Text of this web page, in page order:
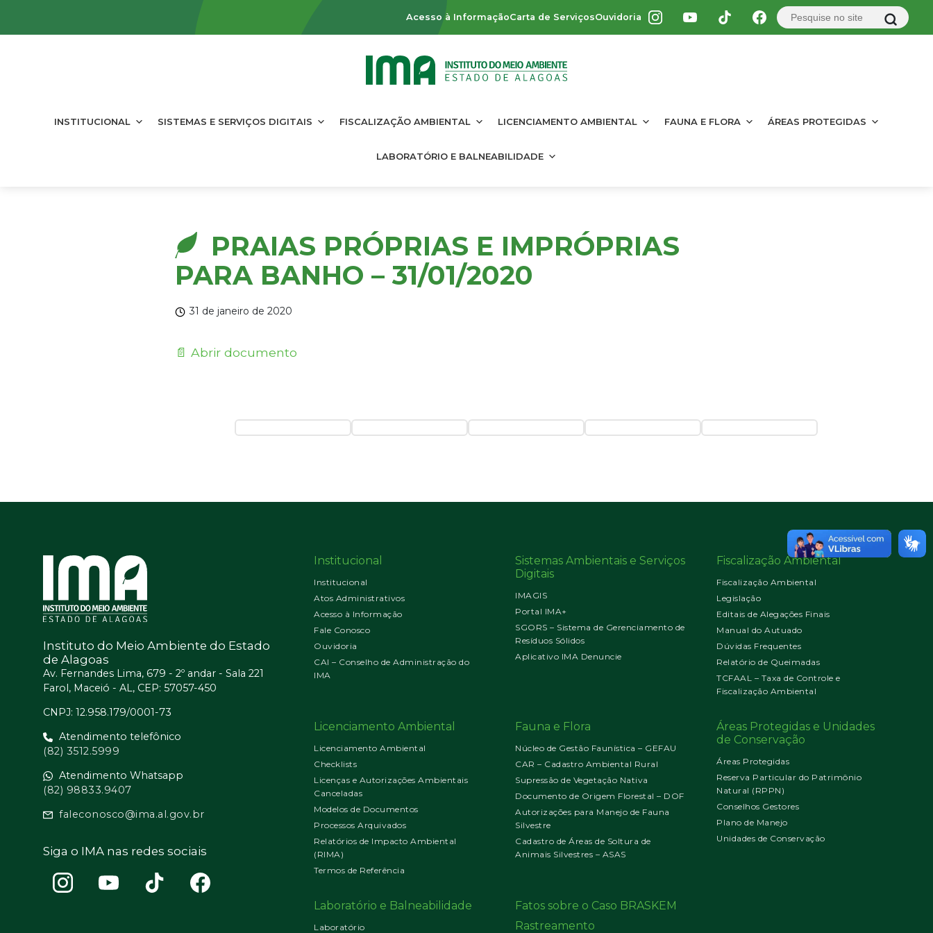
Acesso à InformaçãoCarta de ServiçosOuvidoria
INSTITUCIONAL SISTEMAS E SERVIÇOS DIGITAIS FISCALIZAÇÃO AMBIENTAL LICENCIAMENTO AMBIENTAL FAUNA E FLORA ÁREAS PROTEGIDAS
LABORATÓRIO E BALNEABILIDADE
PRAIAS PRÓPRIAS E IMPRÓPRIAS
PARA BANHO – 31/01/2020
31 de janeiro de 2020
📄 Abrir documento
Instituto do Meio Ambiente do Estado
de Alagoas
Av. Fernandes Lima, 679 - 2º andar - Sala 221
Farol, Maceió - AL, CEP: 57057-450
CNPJ: 12.958.179/0001-73
Atendimento telefônico
(82) 3512.5999
Atendimento Whatsapp
(82) 98833.9407
faleconosco@ima.al.gov.br
Siga o IMA nas redes sociais
Institucional
Institucional
Atos Administrativos
Acesso à Informação
Fale Conosco
Ouvidoria
CAI – Conselho de Administração do
IMA
Sistemas Ambientais e Serviços
Digitais
IMAGIS
Portal IMA+
SGORS – Sistema de Gerenciamento de
Resíduos Sólidos
Aplicativo IMA Denuncie
Fiscalização Ambiental
Fiscalização Ambiental
Legislação
Editais de Alegações Finais
Manual do Autuado
Dúvidas Frequentes
Relatório de Queimadas
TCFAAL – Taxa de Controle e
Fiscalização Ambiental
Licenciamento Ambiental
Licenciamento Ambiental
Checklists
Licenças e Autorizações Ambientais
Canceladas
Modelos de Documentos
Processos Arquivados
Relatórios de Impacto Ambiental
(RIMA)
Termos de Referência
Fauna e Flora
Núcleo de Gestão Faunística – GEFAU
CAR – Cadastro Ambiental Rural
Supressão de Vegetação Nativa
Documento de Origem Florestal – DOF
Autorizações para Manejo de Fauna
Silvestre
Cadastro de Áreas de Soltura de
Animais Silvestres – ASAS
Áreas Protegidas e Unidades
de Conservação
Áreas Protegidas
Reserva Particular do Patrimônio
Natural (RPPN)
Conselhos Gestores
Plano de Manejo
Unidades de Conservação
Laboratório e Balneabilidade
Laboratório
Fatos sobre o Caso BRASKEM
Rastreamento